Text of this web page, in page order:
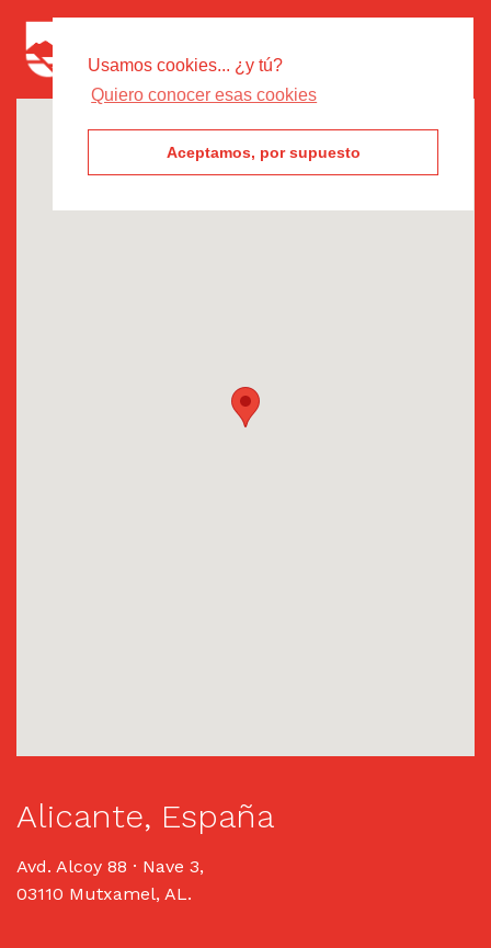
Usamos cookies... ¿y tú?
Quiero conocer esas cookies
Aceptamos, por supuesto
Alicante, España
Avd. Alcoy 88 · Nave 3,
03110 Mutxamel, AL.